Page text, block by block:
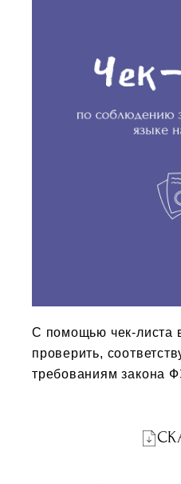
С помощью чек-листа
проверить,
требованиям закона